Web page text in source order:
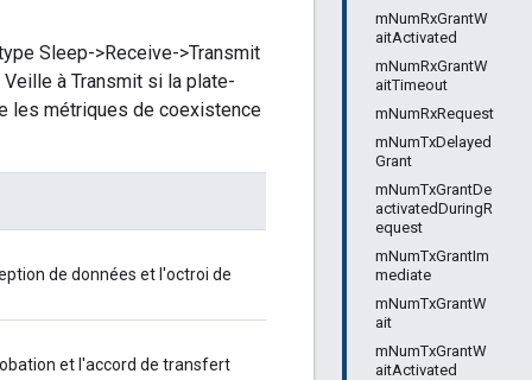
mNumRxGrantW
aitActivated
mNumRxGrantW
aitTimeout
mNumRxRequest
mNumTxDelayed
Grant
mNumTxGrantDe
activatedDuringR
equest
mNumTxGrantIm
mediate
mNumTxGrantW
ait
mNumTxGrantW
aitActivated
Sleep->Receive->Transmit
à Transmit si la plate-
les métriques de coexistence
de données et l'octroi de
et l'accord de transfert